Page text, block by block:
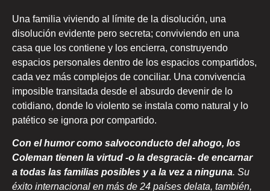
Una familia viviendo al límite de la disolución, una
disolución evidente pero secreta; conviviendo en una
casa que los contiene y los encierra, construyendo
espacios personales dentro de los espacios compartidos,
cada vez más complejos de conciliar. Una convivencia
imposible transitada desde el absurdo devenir de lo
cotidiano, donde lo violento se instala como natural y lo
patético se ignora por compartido.
Con el humor como salvoconducto del ahogo, los
Coleman tienen la virtud -o la desgracia- de encarnar
a todas las familias posibles y a la vez a ninguna. Su
éxito internacional en más de 24 países delata, también,